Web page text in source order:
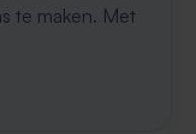
te maken. Met